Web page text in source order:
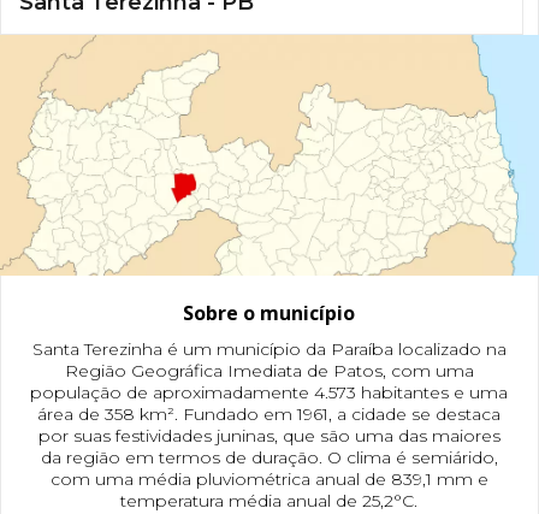
Sobre o município
Santa Terezinha é um município da Paraíba localizado na
Região Geográfica Imediata de Patos, com uma
população de aproximadamente 4.573 habitantes e uma
área de 358 km². Fundado em 1961, a cidade se destaca
por suas festividades juninas, que são uma das maiores
da região em termos de duração. O clima é semiárido,
com uma média pluviométrica anual de 839,1 mm e
temperatura média anual de 25,2°C.